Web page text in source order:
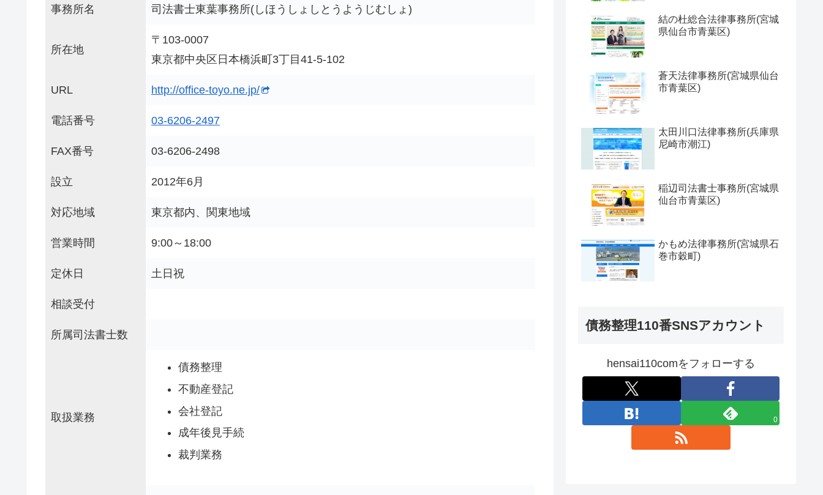
事務所名 司法書士東葉事務所(しほうしょしとうようじむしょ)
所在地
〒103-0007
東京都中央区日本橋浜町3丁目41-5-102
URL http://office-toyo.ne.jp/
電話番号 03-6206-2497
FAX番号 03-6206-2498
設立 2012年6月
対応地域 東京都内、関東地域
営業時間 9:00～18:00
定休日 土日祝
相談受付
所属司法書士数
取扱業務
債務整理
不動産登記
会社登記
成年後見手続
裁判業務
結の杜総合法律事務所(宮城
県仙台市青葉区)
蒼天法律事務所(宮城県仙台
市青葉区)
太田川口法律事務所(兵庫県
尼崎市潮江)
稲辺司法書士事務所(宮城県
仙台市青葉区)
かもめ法律事務所(宮城県石
巻市穀町)
債務整理110番SNSアカウント
hensai110comをフォローする
0